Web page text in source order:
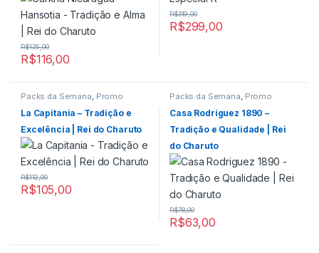
R$116,00
R$125,00
R$299,00
R$319,00
Packs da Semana Promo
La Capitania – Tradição e
Excelência | Rei do Charuto
R$105,00
R$112,00
Packs da Semana Promo
Casa Rodriguez 1890 –
Tradição e Qualidade | Rei
do Charuto
R$63,00
R$78,00